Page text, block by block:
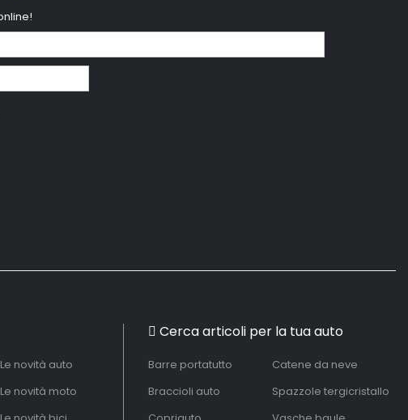
Le novità auto
Le novità moto
Cerca articoli per la tua auto
Barre portatutto
Braccioli auto
Catene da neve
Spazzole tergicristallo